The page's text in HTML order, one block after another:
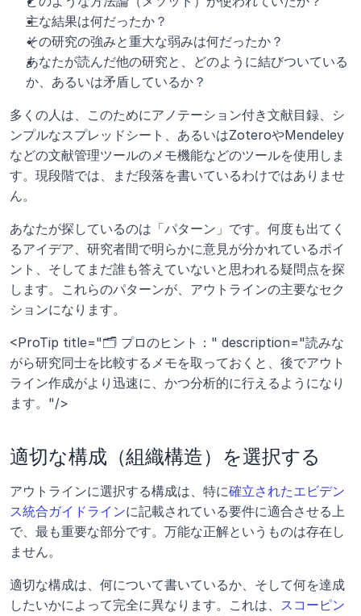
主な結果は何だったか？
その研究の強みと重大な弱みは何だったか？
あなたが読んだ他の研究と、どのように結びついている
か、あるいは矛盾しているか？
多くの人は、このためにアノテーション付き文献目録、シ
ンプルなスプレッドシート、あるいはZoteroやMendeley
などの文献管理ツールのメモ機能などのツールを使用しま
す。現段階では、まだ段落を書いているわけではありませ
ん。
あなたが探しているのは「パターン」です。何度も出てく
るアイデア、研究者間で明らかに意見が分かれているポイ
ント、そしてまだ誰も答えていないと思われる疑問点を探
します。これらのパターンが、アウトラインの主要なセク
ションになります。
<ProTip title="🗂️ プロのヒント：" description="読みな
がら研究同士を比較するメモを取っておくと、後でアウト
ライン作成がより迅速に、かつ分析的に行えるようになり
ます。"/>
適切な構成（組織構造）を選択する
アウトラインに選択する構成は、特に確立されたエビデン
ス統合ガイドラインに記載されている要件に適合させる上
で、最も重要な部分です。万能な正解というものは存在し
ません。
適切な構成は、何について書いているか、そして何を達成
したいかによって完全に異なります。これは、 スコーピン